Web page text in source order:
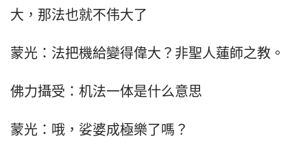
大，那法也就不伟大了
蒙光：法把機給變得偉大？非聖人蓮師之教。
佛力攝受：机法一体是什么意思
蒙光：哦，娑婆成極樂了嗎？